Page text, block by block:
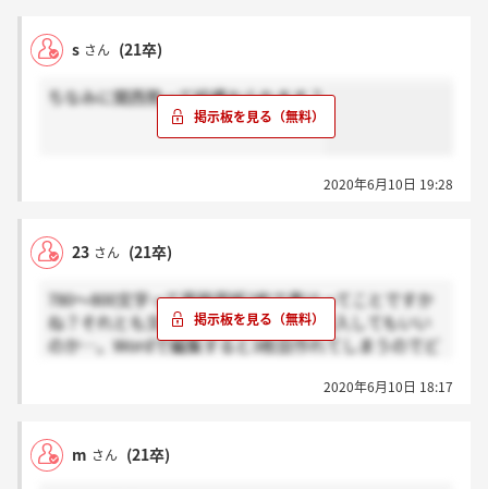
s さん (21卒)
ちなみに関西勢って結構おられます？
2020年6月10日 19:28
23 さん (21卒)
780～800文字って原稿用紙2枚で書けってことですか
ね？それとも文字数重視して3枚目に突入してもいい
のか…。Wordで編集すると3枚目作れてしまうのでど
2020年6月10日 18:17
m さん (21卒)